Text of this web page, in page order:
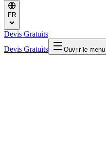
FR
Devis Gratuits
Devis Gratuits
Ouvrir le menu